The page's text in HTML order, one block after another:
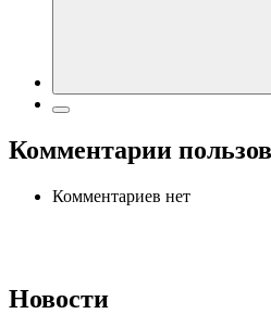
Комментарии
Комментариев нет
Новости